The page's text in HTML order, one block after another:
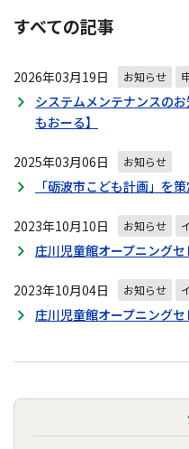
すべての記事
2026年03月19日 お知らせ
システムメンテナンスの
もおーる】
2025年03月06日 お知らせ
「砺波市こども計画」を
2023年10月10日 お知らせ
庄川児童館オープニング
2023年10月04日 お知らせ
庄川児童館オープニング